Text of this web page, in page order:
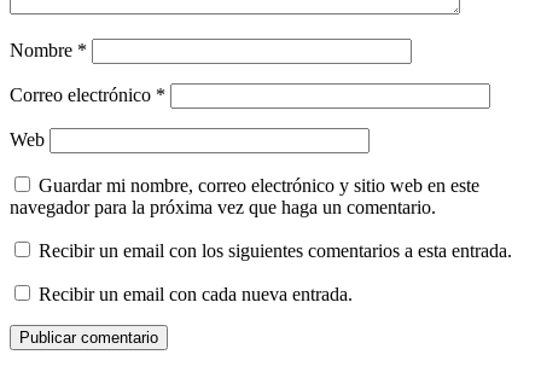
Nombre *
Correo electrónico *
Web
Guardar mi nombre, correo electrónico y sitio web en este
navegador para la próxima vez que haga un comentario.
Recibir un email con los siguientes comentarios a esta entrada.
Recibir un email con cada nueva entrada.